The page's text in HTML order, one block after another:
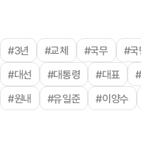
#3년 #교체 #국무 #국
#대선
#대통령 #대표
#원내
#유일준 #이양수